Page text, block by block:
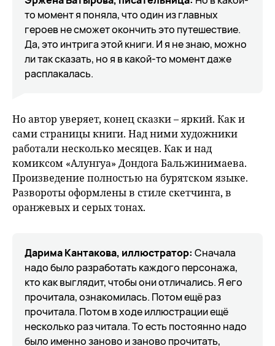
то момент я поняла, что один из главных
героев не сможет окончить это путешествие.
Да, это интрига этой книги. И я не знаю, можно
ли так сказать, но я в какой-то момент даже
расплакалась.
Но автор уверяет, конец сказки – яркий. Как и
сами страницы книги. Над ними художники
работали несколько месяцев. Как и над
комиксом «Алунгуа» Дондога Бальжинимаева.
Произведение полностью на бурятском языке.
Развороты оформлены в стиле скетчинга, в
оранжевых и серых тонах.
Дарима Кантакова, иллюстратор: Сначала
надо было разработать каждого персонажа,
кто как выглядит, чтобы они отличались.Я его
прочитала, ознакомилась. Потом ещё раз
прочитала. Потом в ходе иллюстрации ещё
несколько раз читала. То есть постоянно надо
было именно заново и заново прочитать,